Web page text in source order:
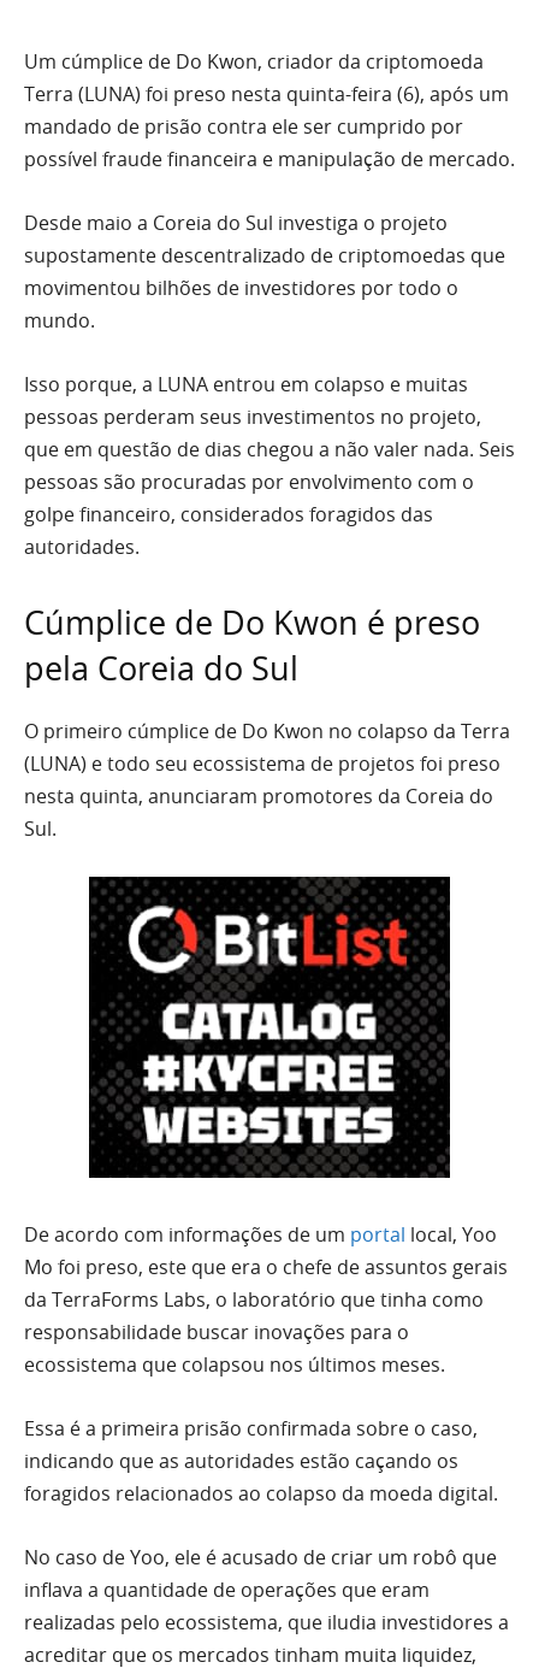
Um cúmplice de Do Kwon, criador da criptomoeda
Terra (LUNA) foi preso nesta quinta-feira (6), após um
mandado de prisão contra ele ser cumprido por
possível fraude financeira e manipulação de mercado.
Desde maio a Coreia do Sul investiga o projeto
supostamente descentralizado de criptomoedas que
movimentou bilhões de investidores por todo o
mundo.
Isso porque, a LUNA entrou em colapso e muitas
pessoas perderam seus investimentos no projeto,
que em questão de dias chegou a não valer nada. Seis
pessoas são procuradas por envolvimento com o
golpe financeiro, considerados foragidos das
autoridades.
Cúmplice de Do Kwon é preso
pela Coreia do Sul
O primeiro cúmplice de Do Kwon no colapso da Terra
(LUNA) e todo seu ecossistema de projetos foi preso
nesta quinta, anunciaram promotores da Coreia do
Sul.
De acordo com informações de um portal local, Yoo
Mo foi preso, este que era o chefe de assuntos gerais
da TerraForms Labs, o laboratório que tinha como
responsabilidade buscar inovações para o
ecossistema que colapsou nos últimos meses.
Essa é a primeira prisão confirmada sobre o caso,
indicando que as autoridades estão caçando os
foragidos relacionados ao colapso da moeda digital.
No caso de Yoo, ele é acusado de criar um robô que
inflava a quantidade de operações que eram
realizadas pelo ecossistema, que iludia investidores a
acreditar que os mercados tinham muita liquidez,